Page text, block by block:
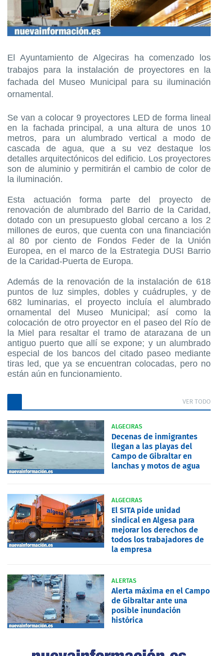
El Ayuntamiento de Algeciras ha comenzado los
trabajos para la instalación de proyectores en la
fachada del Museo Municipal para su iluminación
ornamental.
Se van a colocar 9 proyectores LED de forma lineal
en la fachada principal, a una altura de unos 10
metros, para un alumbrado vertical a modo de
cascada de agua, que a su vez destaque los
detalles arquitectónicos del edificio. Los proyectores
son de aluminio y permitirán el cambio de color de
la iluminación.
Esta actuación forma parte del proyecto de
renovación de alumbrado del Barrio de la Caridad,
dotado con un presupuesto global cercano a los 2
millones de euros, que cuenta con una financiación
al 80 por ciento de Fondos Feder de la Unión
Europea, en el marco de la Estrategia DUSI Barrio
de la Caridad-Puerta de Europa.
Además de la renovación de la instalación de 618
puntos de luz simples, dobles y cuádruples, y de
682 luminarias, el proyecto incluía el alumbrado
ornamental del Museo Municipal; así como la
colocación de otro proyector en el paseo del Río de
la Miel para resaltar el tramo de atarazana de un
antiguo puerto que allí se expone; y un alumbrado
especial de los bancos del citado paseo mediante
tiras led, que ya se encuentran colocadas, pero no
están aún en funcionamiento.
VER TODO
ALGECIRAS
Decenas de inmigrantes
llegan a las playas del
Campo de Gibraltar en
lanchas y motos de agua
ALGECIRAS
El SITA pide unidad
sindical en Algesa para
mejorar los derechos de
todos los trabajadores de
la empresa
ALERTAS
Alerta máxima en el Campo
de Gibraltar ante una
posible inundación
histórica